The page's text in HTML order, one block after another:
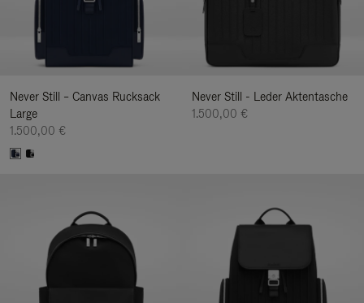
Never Still – Canvas Rucksack
Large
1.500,00 €
Never Still - Leder Aktentasche
1.500,00 €